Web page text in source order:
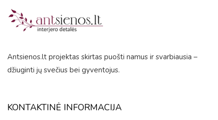
5
Antsienos.lt projektas skirtas puošti namus ir svarbiausia –
džiuginti jų svečius bei gyventojus.
KONTAKTINĖ INFORMACIJA